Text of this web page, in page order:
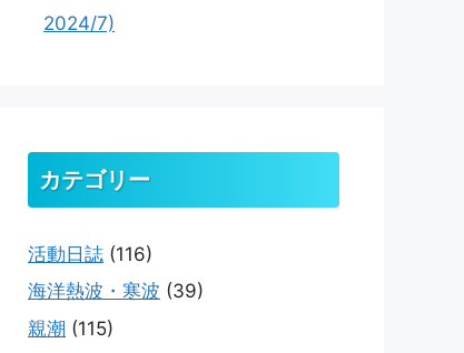
2024/7)
カテゴリー
活動日誌 (116)
海洋熱波・寒波 (39)
親潮 (115)